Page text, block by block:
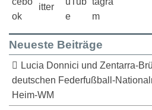
Neueste Beiträge
Lucia Donnici und Zentarra-
deutschen Federfußball-
Heim-WM